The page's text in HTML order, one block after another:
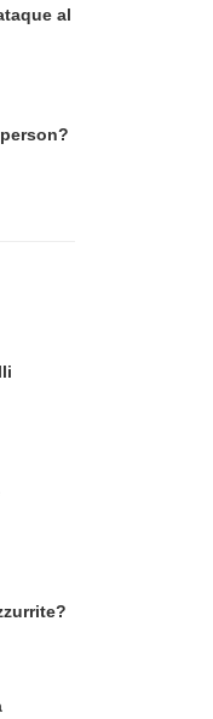
al